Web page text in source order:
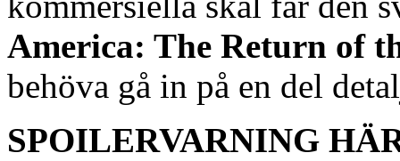
America: The Return of
behöva gå in på en del
SPOILERVARNING